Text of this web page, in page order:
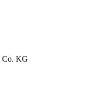
Co. KG